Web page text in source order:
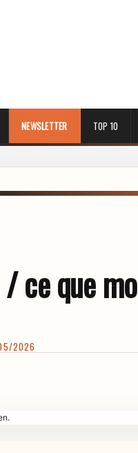
NEWSLETTER TOP 10
ce que
2026